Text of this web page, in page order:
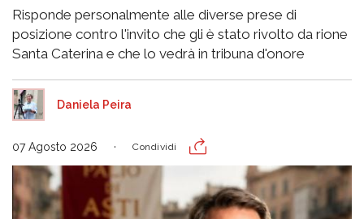
Risponde personalmente alle diverse prese di
posizione contro l'invito che gli è stato rivolto da rione
Santa Caterina e che lo vedrà in tribuna d'onore
Daniela Peira
07 Agosto 2026 Condividi